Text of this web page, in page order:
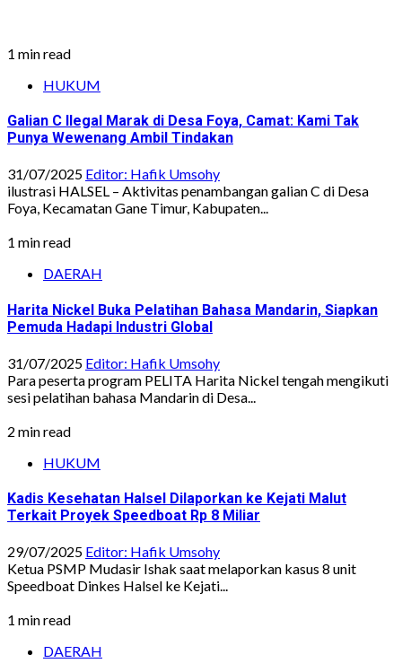
1 min read
HUKUM
Galian C Ilegal Marak di Desa Foya, Camat: Kami Tak
Punya Wewenang Ambil Tindakan
31/07/2025 Editor: Hafik Umsohy
ilustrasi HALSEL – Aktivitas penambangan galian C di Desa
Foya, Kecamatan Gane Timur, Kabupaten...
1 min read
DAERAH
Harita Nickel Buka Pelatihan Bahasa Mandarin, Siapkan
Pemuda Hadapi Industri Global
31/07/2025 Editor: Hafik Umsohy
Para peserta program PELITA Harita Nickel tengah mengikuti
sesi pelatihan bahasa Mandarin di Desa...
2 min read
HUKUM
Kadis Kesehatan Halsel Dilaporkan ke Kejati Malut
Terkait Proyek Speedboat Rp 8 Miliar
29/07/2025 Editor: Hafik Umsohy
Ketua PSMP Mudasir Ishak saat melaporkan kasus 8 unit
Speedboat Dinkes Halsel ke Kejati...
1 min read
DAERAH